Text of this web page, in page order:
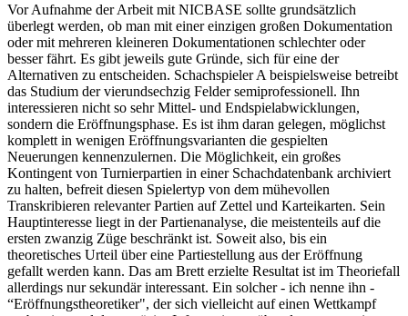
Vor Aufnahme der Arbeit mit NICBASE sollte grundsätzlich
überlegt werden, ob man mit einer einzigen großen Dokumentation
oder mit mehreren kleineren Dokumentationen schlechter oder
besser fährt. Es gibt jeweils gute Gründe, sich für eine der
Alternativen zu entscheiden. Schachspieler A beispielsweise betreibt
das Studium der vierundsechzig Felder semiprofessionell. Ihn
interessieren nicht so sehr Mittel- und Endspielabwicklungen,
sondern die Eröffnungsphase. Es ist ihm daran gelegen, möglichst
komplett in wenigen Eröffnungsvarianten die gespielten
Neuerungen kennenzulernen. Die Möglichkeit, ein großes
Kontingent von Turnierpartien in einer Schachdatenbank archiviert
zu halten, befreit diesen Spielertyp von dem mühevollen
Transkribieren relevanter Partien auf Zettel und Karteikarten. Sein
Hauptinteresse liegt in der Partienanalyse, die meistenteils auf die
ersten zwanzig Züge beschränkt ist. Soweit also, bis ein
theoretisches Urteil über eine Partiestellung aus der Eröffnung
gefallt werden kann. Das am Brett erzielte Resultat ist im Theoriefall
allerdings nur sekundär interessant. Ein solcher - ich nenne ihn -
“Eröffnungstheoretiker", der sich vielleicht auf einen Wettkampf